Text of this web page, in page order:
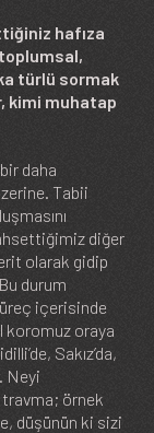
hafıza
türlü sormak
kimi muhatap
daha
Tabii
diğer
olarak gidip
durum
içerisinde
koromuz oraya
Sakız’da,
Neyi
travma; örnek
düşünün ki sizi